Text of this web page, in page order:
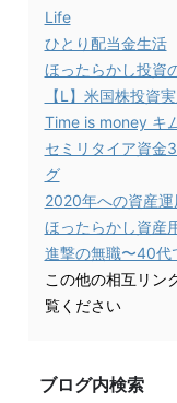
Life
ひとり配当金生活
ほったらかし投資
【L】米国株投資
Time is money キ
セミリタイア資金
グ
2020年への資産運
ほったらかし資産
進撃の無職〜40代
この他の相互リン
覧ください
ブログ内検索